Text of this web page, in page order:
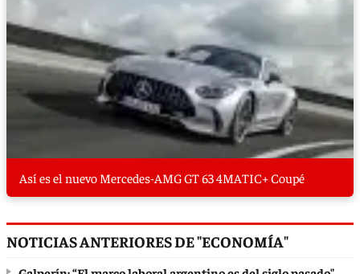
Así es el nuevo Mercedes-AMG GT 63 4MATIC+ Coupé
NOTICIAS ANTERIORES DE "ECONOMÍA"